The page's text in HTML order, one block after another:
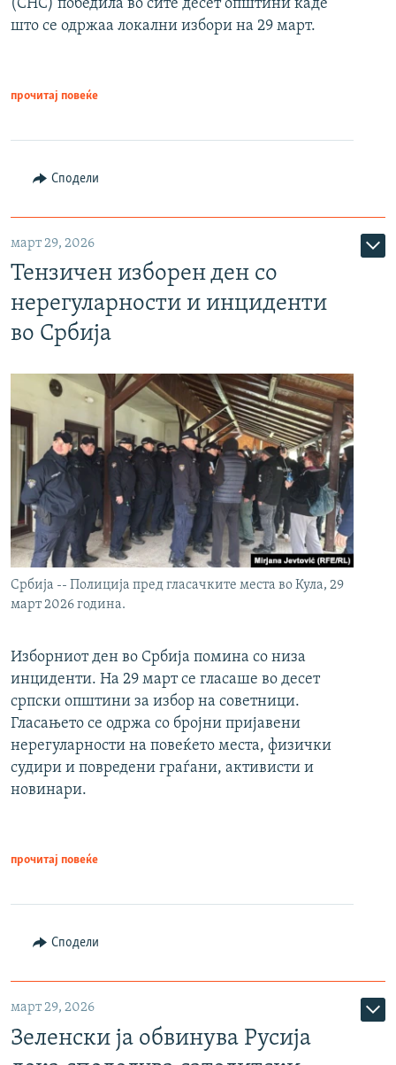
(СНС) победила во сите десет општини каде
што се одржаа локални избори на 29 март.
прочитај повеќе
Сподели
март 29, 2026
Тензичен изборен ден со
нерегуларности и инциденти
во Србија
Србија -- Полиција пред гласачките места во Кула, 29
март 2026 година.
Изборниот ден во Србија помина со низа
инциденти. На 29 март се гласаше во десет
српски општини за избор на советници.
Гласањето се одржа со бројни пријавени
нерегуларности на повеќето места, физички
судири и повредени граѓани, активисти и
новинари.
прочитај повеќе
Сподели
март 29, 2026
Зеленски ја обвинува Русија